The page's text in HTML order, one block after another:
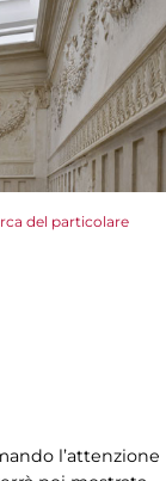
del particolare
l’attenzione